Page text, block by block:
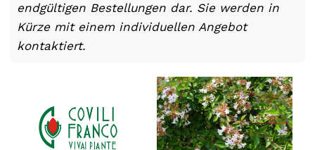
endgültigen Bestellungen dar. Sie werden in
Kürze mit einem individuellen Angebot
kontaktiert.